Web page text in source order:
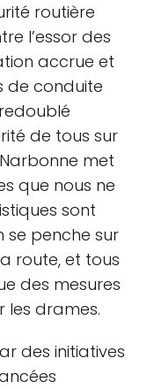
routière
l’essor des
accrue et
de conduite
de tous sur
met
que nous ne
sont
se penche sur
route, et tous
des mesures
les drames.
des initiatives